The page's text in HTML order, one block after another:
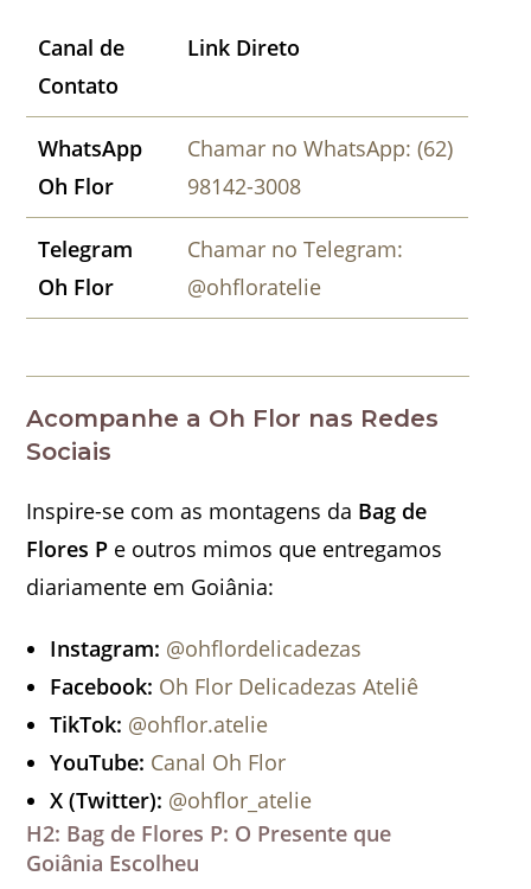
Canal de
Contato
Link Direto
WhatsApp
Oh Flor
Chamar no WhatsApp: (62)
98142-3008
Telegram
Oh Flor
Chamar no Telegram:
@ohfloratelie
Acompanhe a Oh Flor nas Redes
Sociais
Inspire-se com as montagens da Bag de
Flores P e outros mimos que entregamos
diariamente em Goiânia:
Instagram: @ohflordelicadezas
Facebook: Oh Flor Delicadezas Ateliê
TikTok: @ohflor.atelie
YouTube: Canal Oh Flor
X (Twitter): @ohflor_atelie
H2: Bag de Flores P: O Presente que
Goiânia Escolheu